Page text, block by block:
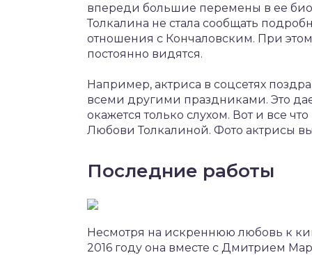
впереди большие перемены в ее
Толкалина не стала сообщать
отношения с Кончаловским. При
постоянно видятся.
Например, актриса в соцсетях
всеми другими праздниками. Это
окажется только слухом. Вот и все
Любови Толкалиной. Фото актрисы вы
Последние работы
Несмотря на искреннюю любовь к
2016 году она вместе с Дмитрием